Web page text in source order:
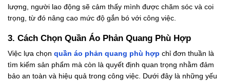
lượng, người lao động sẽ cảm thấy mình được chăm sóc và coi
trọng, từ đó nâng cao mức độ gắn bó với công việc.
3. Cách Chọn Quần Áo Phản Quang Phù Hợp
Việc lựa chọn quần áo phản quang phù hợp chỉ đơn thuần là
tìm kiếm sản phẩm mà còn là quyết định quan trọng nhằm đảm
bảo an toàn và hiệu quả trong công việc. Dưới đây là những yếu